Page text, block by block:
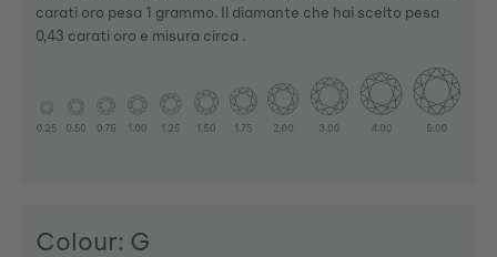
carati oro pesa 1 grammo. Il diamante che hai scelto pesa
0,43 carati oro e misura circa .
Colour: G